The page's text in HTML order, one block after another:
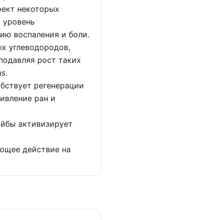
некоторых
воспаления и боли.
углеводородов,
рост таких
.
регенерации
ран и
активизирует
действие на